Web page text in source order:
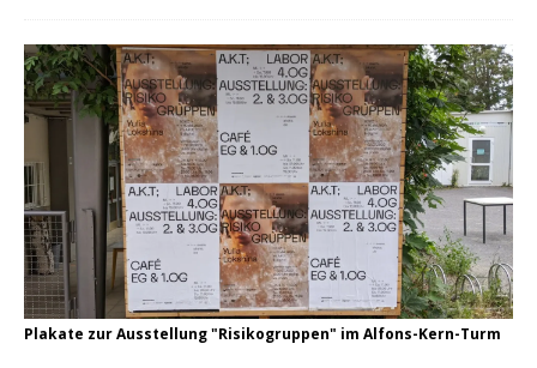
Plakate zur Ausstellung "Risikogruppen" im Alfons-Kern-Turm